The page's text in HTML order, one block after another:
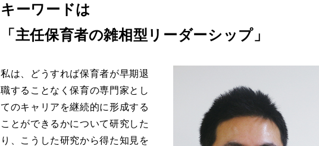
キーワードは
「主任保育者の雑相型リーダーシップ」
私は、どうすれば保育者が早期退
職することなく保育の専門家とし
てのキャリアを継続的に形成する
ことができるかについて研究した
り、こうした研究から得た知見を